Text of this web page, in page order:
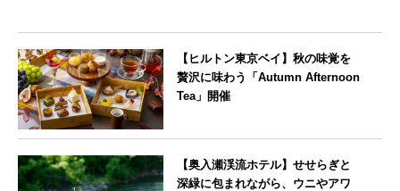
【ヒルトン東京ベイ】秋の味覚を
贅沢に味わう「Autumn Afternoon
Tea」開催
【奥入瀬渓流ホテル】せせらぎと
深緑に包まれながら、ウニやアワ